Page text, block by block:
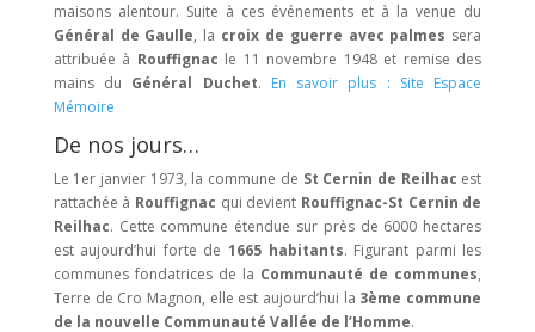
maisons alentour. Suite à ces événements et à la venue du
Général de Gaulle, la croix de guerre avec palmes sera
attribuée à Rouffignac le 11 novembre 1948 et remise des
mains du Général Duchet. En savoir plus : Site Espace
Mémoire
De nos jours…
Le 1er janvier 1973, la commune de St Cernin de Reilhac est
rattachée à Rouffignac qui devient Rouffignac-St Cernin de
Reilhac. Cette commune étendue sur près de 6000 hectares
est aujourd’hui forte de 1665 habitants. Figurant parmi les
communes fondatrices de la Communauté de communes,
Terre de Cro Magnon, elle est aujourd’hui la 3ème commune
de la nouvelle Communauté Vallée de l’Homme.